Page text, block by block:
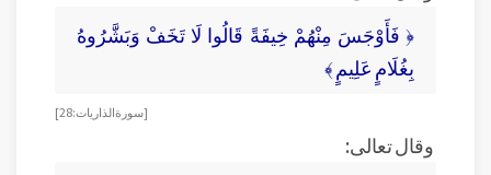
﴿ فَأَوْجَسَ مِنْهُمْ خِيفَةً قَالُوا لَا تَخَفْ وَبَشَّرُوهُ
بِغُلَامٍ عَلِيمٍ ﴾
[ سورة الذاريات: 28 ]
وقال تعالى: